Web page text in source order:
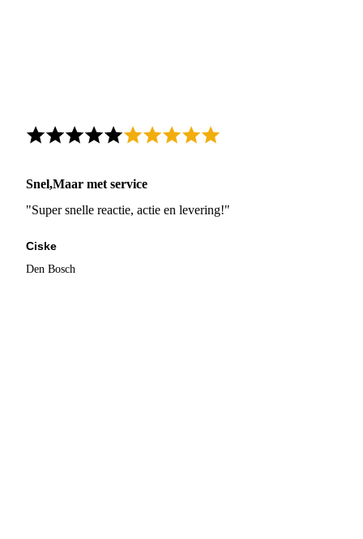
Snel,Maar met service
"Super snelle reactie, actie en levering!"
Ciske
Den Bosch